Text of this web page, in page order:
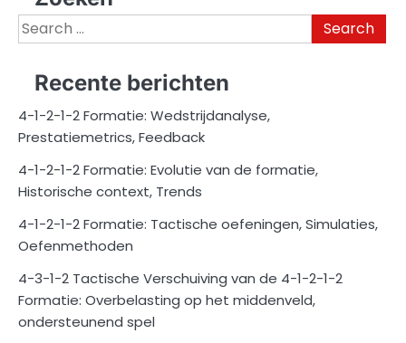
Search
for:
Recente berichten
4-1-2-1-2 Formatie: Wedstrijdanalyse,
Prestatiemetrics, Feedback
4-1-2-1-2 Formatie: Evolutie van de formatie,
Historische context, Trends
4-1-2-1-2 Formatie: Tactische oefeningen, Simulaties,
Oefenmethoden
4-3-1-2 Tactische Verschuiving van de 4-1-2-1-2
Formatie: Overbelasting op het middenveld,
ondersteunend spel